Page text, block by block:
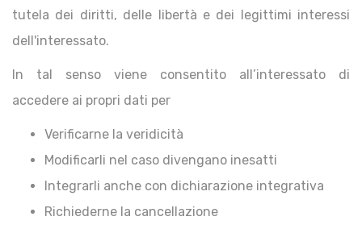
tutela dei diritti, delle libertà e dei legittimi interessi
dell'interessato.
In tal senso viene consentito all’interessato di
accedere ai propri dati per
Verificarne la veridicità
Modificarli nel caso divengano inesatti
Integrarli anche con dichiarazione integrativa
Richiederne la cancellazione